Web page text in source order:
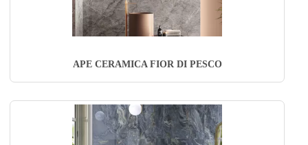
APE CERAMICA FIOR DI PESCO